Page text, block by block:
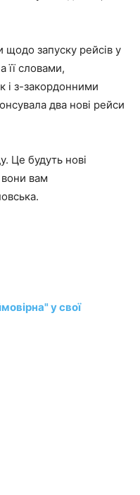
щодо запуску рейсів у
її словами,
і з-закордонними
два нові рейси
Це будуть нові
вони вам
у свої